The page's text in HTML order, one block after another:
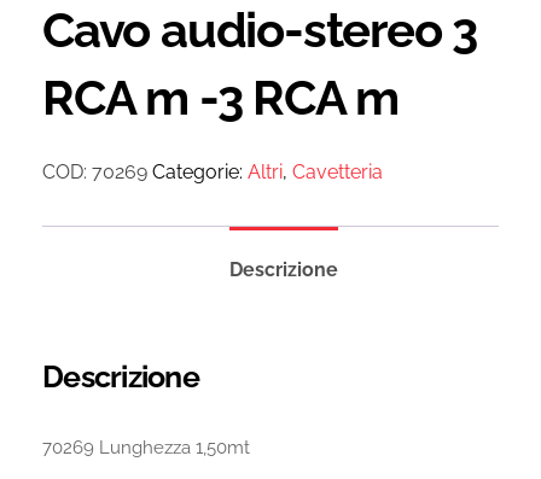
Cavo audio-stereo 3
RCA m -3 RCA m
COD: 70269 Categorie: Altri, Cavetteria
Descrizione
Descrizione
70269 Lunghezza 1,50mt